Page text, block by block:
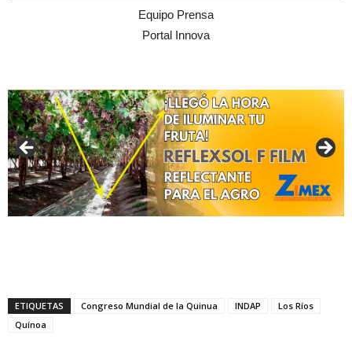
Equipo Prensa
Portal Innova
ETIQUETAS Congreso Mundial de la Quinua INDAP
Los Ríos
Quínoa